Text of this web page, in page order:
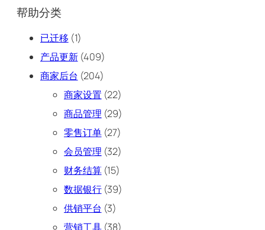
帮助分类
已迁移 (1)
产品更新(409)
商家后台 (204)
商家设置 (22)
商品管理 (29)
零售订单(27)
会员管理 (32)
财务结算(15)
数据银行(39)
供销平台 (3)
营销工具(38)